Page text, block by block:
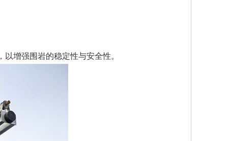
增强围岩的稳定性与安全性。